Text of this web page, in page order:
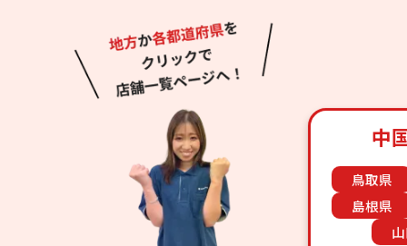
中
鳥取県
島根県